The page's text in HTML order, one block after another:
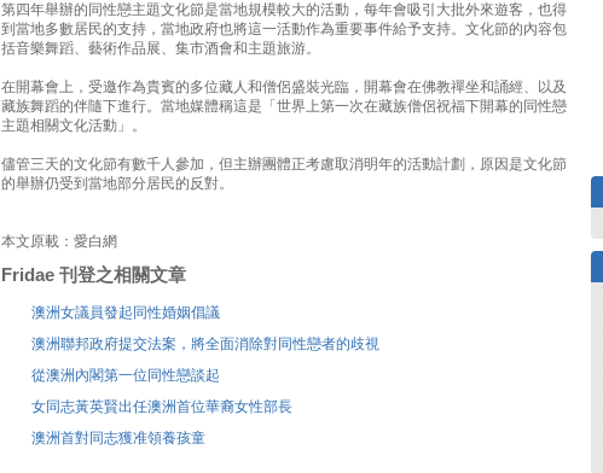
第四年舉辦的同性戀主題文化節是當地規模較大的活動，每年會吸引大批外來遊客，也得
到當地多數居民的支持，當地政府也將這一活動作為重要事件給予支持。文化節的內容包
括音樂舞蹈、藝術作品展、集市酒會和主題旅游。
在開幕會上，受邀作為貴賓的多位藏人和僧侶盛裝光臨，開幕會在佛教禪坐和誦經、以及
藏族舞蹈的伴隨下進行。當地媒體稱這是「世界上第一次在藏族僧侶祝福下開幕的同性戀
主題相關文化活動」。
儘管三天的文化節有數千人參加，但主辦團體正考慮取消明年的活動計劃，原因是文化節
的舉辦仍受到當地部分居民的反對。
本文原載：愛白網
Fridae 刊登之相關文章
澳洲女議員發起同性婚姻倡議
澳洲聯邦政府提交法案，將全面消除對同性戀者的歧視
從澳洲內閣第一位同性戀談起
女同志黃英賢出任澳洲首位華裔女性部長
澳洲首對同志獲准領養孩童